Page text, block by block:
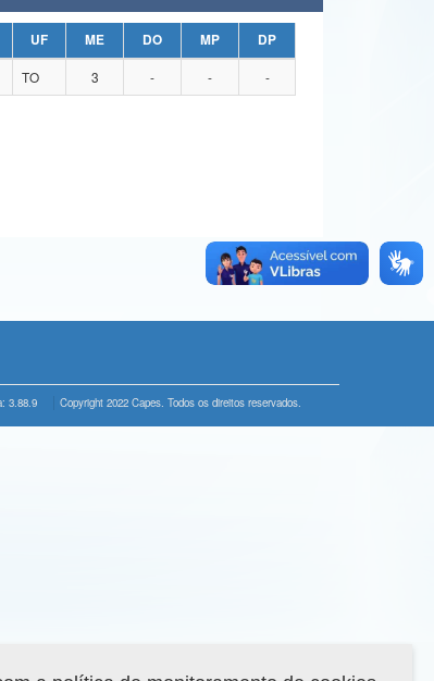
UF ME DO MP
DP
TO 3 - - -
3.88.9 Copyright 2022 Capes. Todos os direitos reservados.